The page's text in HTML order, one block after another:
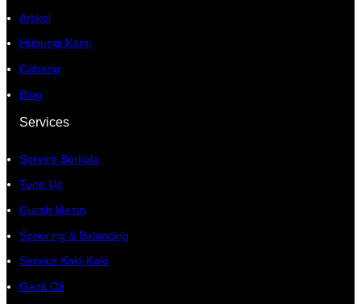
Artikel
Hubungi Kami
Cabang
Blog
Services
Service Berkala
Tune Up
Gurah Mesin
Spooring & Balancing
Service Kaki-Kaki
Ganti Oli